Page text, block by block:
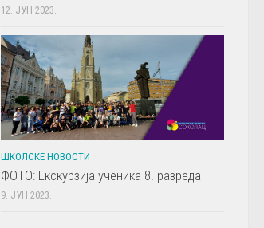
12. ЈУН 2023.
ШКОЛСКЕ НОВОСТИ
ФОТО: Екскурзија ученика 8. разреда
9. ЈУН 2023.